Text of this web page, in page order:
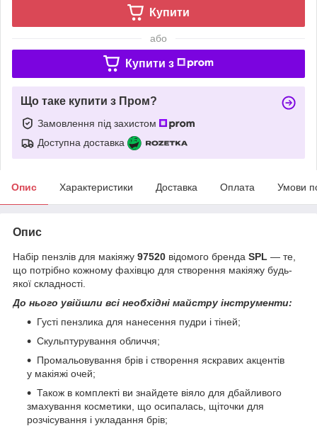
Купити
або
Купити з
Що таке купити з Пром?
Замовлення під захистом
Доступна доставка
Опис Характеристики Доставка Оплата Умови
Опис
Набір пензлів для макіяжу 97520 відомого бренда SPL — те,
що потрібно кожному фахівцю для створення макіяжу будь-
якої складності.
До нього увійшли всі необхідні майстру інструменти:
Густі пензлика для нанесення пудри і тіней;
Скульптурування обличчя;
Промальовування брів і створення яскравих акцентів
у макіяжі очей;
Також в комплекті ви знайдете віяло для дбайливого
змахування косметики, що осипалась, щіточки для
розчісування і укладання брів;